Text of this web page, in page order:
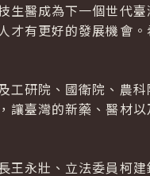
生醫成為下一個世代臺
才有更好的發展機會。
工研院、國衛院、農科
讓臺灣的新藥、醫材以
王永壯、立法委員柯建